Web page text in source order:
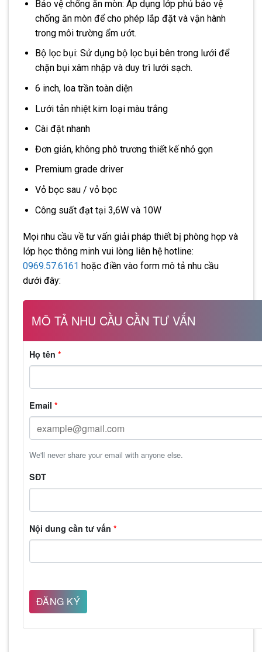
Bảo vệ chống ăn mòn: Áp dụng lớp phủ bảo vệ
chống ăn mòn để cho phép lắp đặt và vận hành
trong môi trường ẩm ướt.
Bộ lọc bụi: Sử dụng bộ lọc bụi bên trong lưới để
chặn bụi xâm nhập và duy trì lưới sạch.
6 inch, loa trần toàn diện
Lưới tản nhiệt kim loại màu trắng
Cài đặt nhanh
Đơn giản, không phô trương thiết kế nhỏ gọn
Premium grade driver
Vỏ bọc sau / vỏ bọc
Công suất đạt tại 3,6W và 10W
Mọi nhu cầu về tư vấn giải pháp thiết bị phòng họp và
lớp học thông minh vui lòng liên hệ hotline:
0969.57.6161 hoặc điền vào form mô tả nhu cầu
dưới đây:
MÔ TẢ NHU CẦU CẦN TƯ VẤN
Họ tên *
Email *
We'll never share your email with anyone else.
SĐT
Nội dung cần tư vấn *